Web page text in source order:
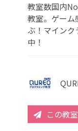
教室数国内
教室。ゲーム
ぶ！マイン
中！
この教